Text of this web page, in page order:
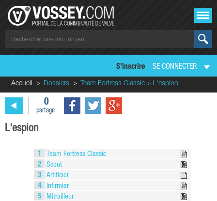
S'inscrire SE CONNECTER
Accueil Dossiers Team Fortress Classic > L'espion
0
partage
L'espion
1
Team Fortress Classic
2
Scout
3
Artificier
4
Infirmier
5
Mitrailleur